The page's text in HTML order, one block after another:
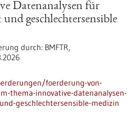
Datenanalysen für
geschlechtersensible
durch: BMFTR,
foerderung-von-
thema-innovative-datenanalysen-
geschlechtersensible-medizin